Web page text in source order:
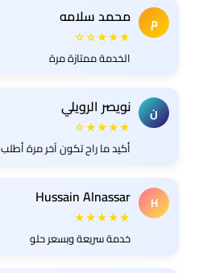
م محمد سلامه
★★★☆☆
الخدمة ممتازة مرة
ن نويصر الرويلي
★★★★☆
أكيد ما راح تكون آخر مرة أطلب
H
Hussain Alnassar
★★★★★
خدمة سريعة وبسعر حلو